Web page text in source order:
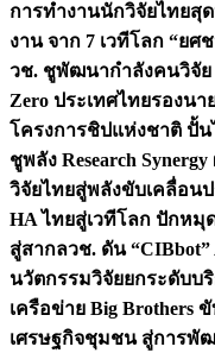
การทำงานนักวิจัยไทยสุ
งาน จาก 7 เวทีโลก “ย
วช. ชูพัฒนากำลังคนวิจัย
Zero ประเทศไทยรองนา
โครงการชิปแห่งชาติ ปั้น
ชูพลัง Research
วิจัยไทยสู่พลังขับเคลื่อนป
HA ไทยสู่เวทีโลก ปักหมุ
สู่สากลวช. ดัน
นวัตกรรมวิจัยยกระดับบ
เครือข่าย Big Brothers
เศรษฐกิจชุมชน สู่การพั